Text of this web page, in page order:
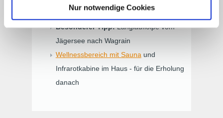
Nur notwendige Cookies
ausgebildeten Langlauflehrern
Besonderer Tipp:Langlaufloipe vom
Jägersee nach Wagrain
Wellnessbereich mit Sauna und
Infrarotkabine im Haus - für die Erholung
danach